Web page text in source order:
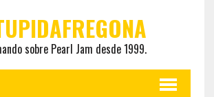
sobre Pearl Jam desde 1999.